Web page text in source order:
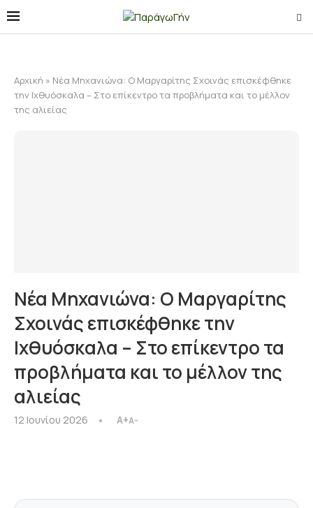
Αρχική » Νέα Μηχανιώνα: Ο Μαργαρίτης Σχοινάς επισκέφθηκε
την Ιχθυόσκαλα – Στο επίκεντρο τα προβλήματα και το μέλλον
της αλιείας
Νέα Μηχανιώνα: Ο Μαργαρίτης
Σχοινάς επισκέφθηκε την
Ιχθυόσκαλα – Στο επίκεντρο τα
προβλήματα και το μέλλον της
αλιείας
12 Ιουνίου 2026 A+A-